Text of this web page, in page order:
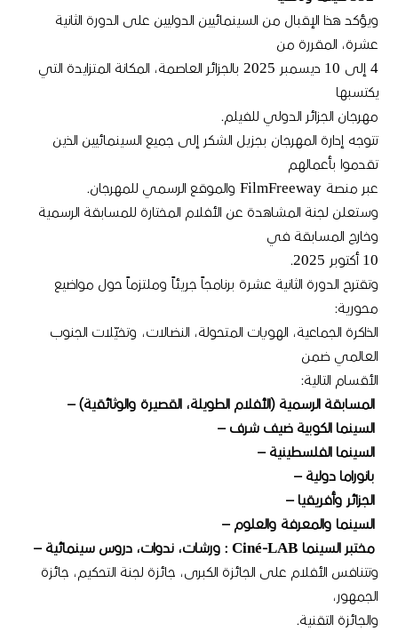
ويؤكد هذا الإقبال من السينمائيين الدوليين على الدورة الثانية
عشرة، المقررة من
4 إلى 10 ديسمبر 2025 بالجزائر العاصمة، المكانة المتزايدة التي
يكتسبها
مهرجان الجزائر الدولي للفيلم.
تتوجه إدارة المهرجان بجزيل الشكر إلى جميع السينمائيين الذين
تقدموا بأعمالهم
عبر منصة FilmFreeway والموقع الرسمي للمهرجان.
وستعلن لجنة المشاهدة عن الأفلام المختارة للمسابقة الرسمية
وخارج المسابقة في
10 أكتوبر 2025.
وتقترح الدورة الثانية عشرة برنامجاً جريئاً وملتزماً حول مواضيع
محورية:
الذاكرة الجماعية، الهويات المتحولة، النضالات، وتخيّلات الجنوب
العالمي ضمن
الأقسام التالية:
المسابقة الرسمية (الأفلام الطويلة، القصيرة والوثائقية) –
السينما الكوبية ضيف شرف –
السينما الفلسطينية –
بانوراما دولية –
الجزائر وأفريقيا –
السينما والمعرفة والعلوم –
مختبر السينما Ciné-LAB : ورشات، ندوات، دروس سينمائية –
وتتنافس الأفلام على الجائزة الكبرى، جائزة لجنة التحكيم، جائزة
الجمهور،
والجائزة التقنية.